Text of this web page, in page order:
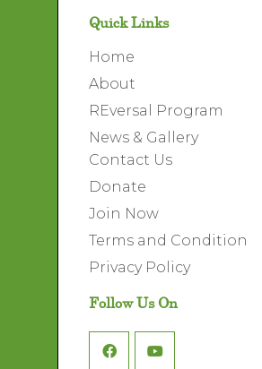
Quick Links
Home
About
REversal Program
News & Gallery
Contact Us
Donate
Join Now
Terms and Condition
Privacy Policy
Follow Us On